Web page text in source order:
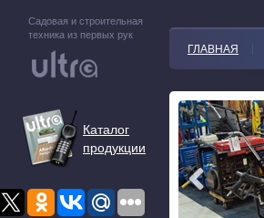
Садовая и строительная
техника из первых рук
Каталог
продукции
ГЛАВНАЯ